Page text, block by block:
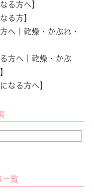
る方へ】
る方】
へ｜乾燥・かぶれ・
方へ｜乾燥・かぶ
なる方へ】
一覧